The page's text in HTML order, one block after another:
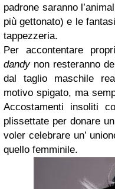
padrone saranno
più gettonato) e le
tappezzeria.
Per accontentare
dandynon resteranno
dal taglio maschile
motivo spigato, ma
Accostamenti insoliti
plissettate per donare
voler celebrare un’
quello femminile.